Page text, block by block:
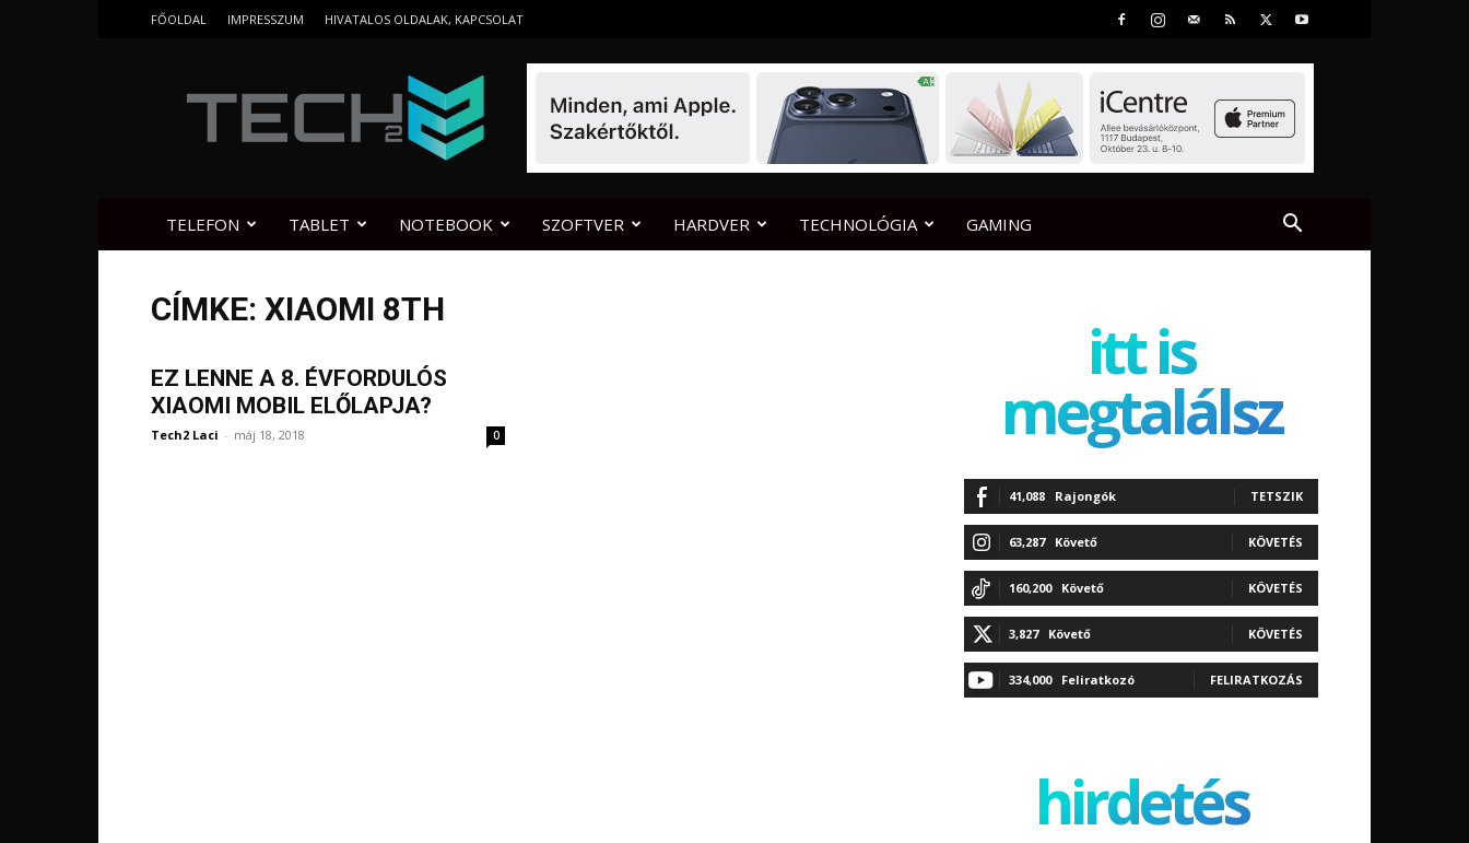
FŐOLDAL IMPRESSZUM HIVATALOS OLDALAK, KAPCSOLAT
TELEFON TABLET NOTEBOOK SZOFTVER HARDVER TECHNOLÓGIA GAMING
CÍMKE: XIAOMI 8TH
EZ LENNE A 8. ÉVFORDULÓS
XIAOMI MOBIL ELŐLAPJA?
Tech2 Laci - máj 18, 2018 0
itt is
megtalálsz
41,088 Rajongók TETSZIK
63,287 Követő KÖVETÉS
160,200 Követő KÖVETÉS
3,827 Követő KÖVETÉS
334,000 Feliratkozó FELIRATKOZÁS
hirdetés